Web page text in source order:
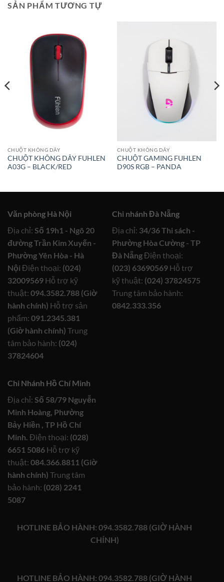
SẢN PHẨM TƯƠNG TỰ
CHUỘT KHÔNG DÂY
CHUỘT KHÔNG DÂY FUHLEN
A03G – BLACK/RED
CHUỘT KHÔNG DÂY
CHUỘT GAMING FUHLEN
D90S RGB – PANDA
Văn phòng Hà Nội
Địa chỉ: Số 19h1 - Ngõ 20
đường Trần Kim Xuyến -
Phường Yên Hòa - Hà
Nội Điện thoại: (024)
32009569 Hỗ trợ kỹ
thuật: 094.3582.788 (Giờ
hành chính) Hỗ trợ sản
phẩm: 091.2345.381
(Giờ hành chính) Trung
tâm bảo hành: (024)
37824604
Chi nhánh Đà Nẵng
Địa chỉ: 34/36 Thi sách -
Phường Hòa Cường - TP
Đà NẵngĐiện thoại:
(023) 63690569 Hỗ trợ
kỹ thuật: (024) 37824575
Trung tâm bảo hành:
0842.333.356
Chi Nhánh Hồ Chí Minh
Địa chỉ: Số 58/79 Nguyễn
Minh Hoàng, Phường
Bảy Hiền , TP Hồ Chí
Minh. Điện thoại: (028)
6651 5086 Hỗ trợ kỹ
thuật: 084.366.8811 (Giờ
hành chính) Trung tâm
bảo hành: (028) 2241
5087
HOTLINE BẢO HÀNH: 094.3582.788 (GIỜ HÀNH
CHÍNH)
HOTLINE BẢO HÀNH: 094.3582.788 (GIỜ HÀNH